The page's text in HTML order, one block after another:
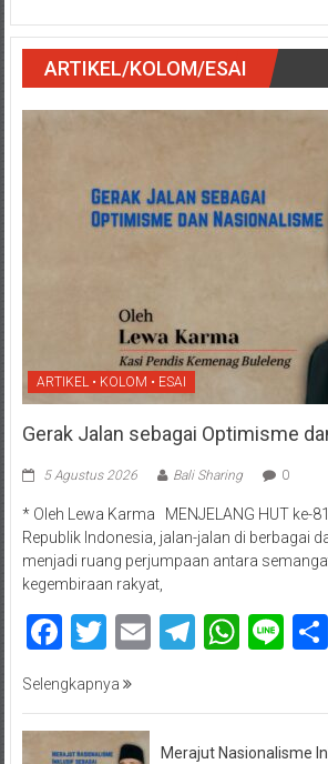
ARTIKEL/KOLOM/ESAI
ARTIKEL • KOLOM • ESAI
Gerak Jalan sebagai Optimisme
5 Agustus 2026 Bali Sharing 0
* Oleh Lewa Karma MENJELANG HUT ke-
Republik Indonesia, jalan-jalan di berbagai
menjadi ruang perjumpaan antara
kegembiraan rakyat,
Facebook
Twitter
EmailTelegram
Line
Selengkapnya
Merajut Nasionalisme